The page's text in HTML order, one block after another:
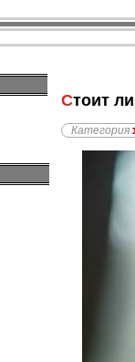
Стоит
Категория